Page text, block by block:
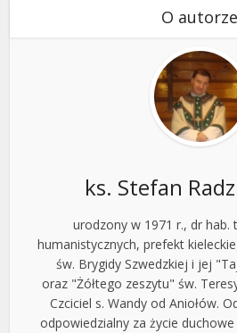
O autorze
ks. Stefan
urodzony w 1971 r., dr hab.
humanistycznych, prefekt
św. Brygidy Szwedzkiej i jej
oraz "Żółtego zeszytu" św.
Czciciel s. Wandy od Aniołów.
odpowiedzialny za życie